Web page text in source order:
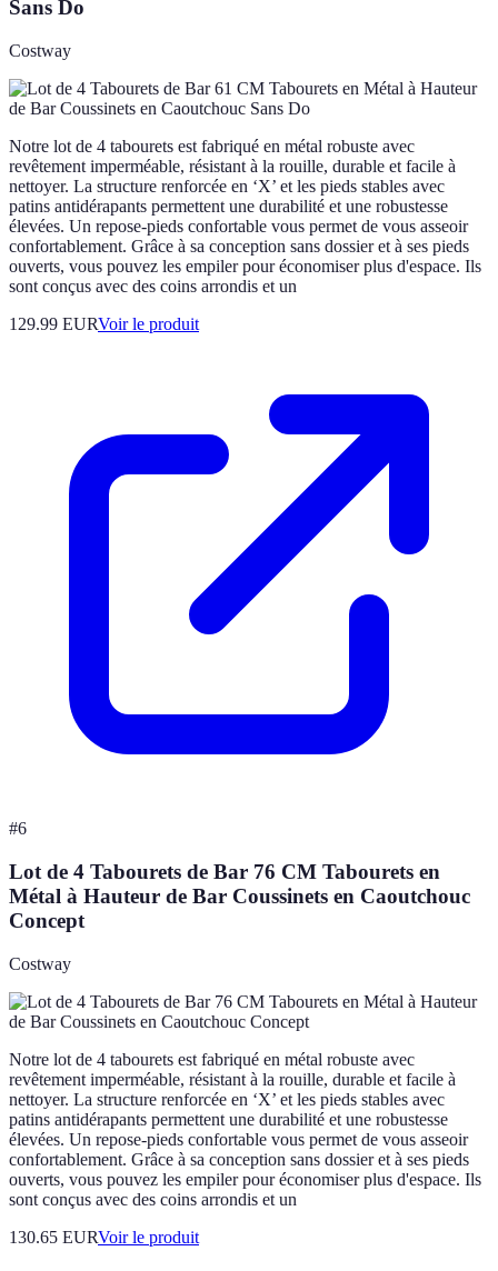
Sans Do
Costway
Notre lot de 4 tabourets est fabriqué en métal robuste avec
revêtement imperméable, résistant à la rouille, durable et facile à
nettoyer. La structure renforcée en ‘X’ et les pieds stables avec
patins antidérapants permettent une durabilité et une robustesse
élevées. Un repose-pieds confortable vous permet de vous asseoir
confortablement. Grâce à sa conception sans dossier et à ses pieds
ouverts, vous pouvez les empiler pour économiser plus d'espace. Ils
sont conçus avec des coins arrondis et un
129.99 EURVoir le produit
#6
Lot de 4 Tabourets de Bar 76 CM Tabourets en
Métal à Hauteur de Bar Coussinets en Caoutchouc
Concept
Costway
Notre lot de 4 tabourets est fabriqué en métal robuste avec
revêtement imperméable, résistant à la rouille, durable et facile à
nettoyer. La structure renforcée en ‘X’ et les pieds stables avec
patins antidérapants permettent une durabilité et une robustesse
élevées. Un repose-pieds confortable vous permet de vous asseoir
confortablement. Grâce à sa conception sans dossier et à ses pieds
ouverts, vous pouvez les empiler pour économiser plus d'espace. Ils
sont conçus avec des coins arrondis et un
130.65 EURVoir le produit